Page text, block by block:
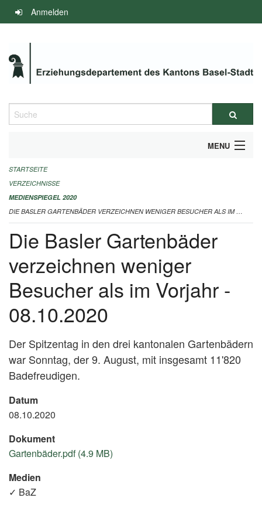
Navigation
überspringen
Anmelden
Suche
MENU
INFOS ZUM ED-MEDIENSPIEGEL
IMPRESSUM
STARTSEITE
VERZEICHNISSE
MEDIENSPIEGEL 2020
DIE BASLER GARTENBÄDER VERZEICHNEN WENIGER BESUCHER ALS IM VORJAHR - 08.10.2020
Die Basler Gartenbäder
verzeichnen weniger
Besucher als im Vorjahr -
08.10.2020
Der Spitzentag in den drei kantonalen Gartenbädern
war Sonntag, der 9. August, mit insgesamt 11'820
Badefreudigen.
Datum
08.10.2020
Dokument
Gartenbäder.pdf (4.9 MB)
Medien
✓ BaZ